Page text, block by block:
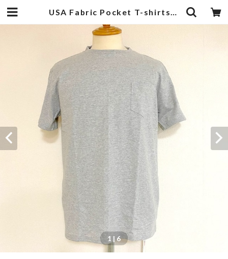
USA Fabric Pocket T-shirts Gray | 武蔵小杉のセレクトショップ【ナクール】-nakool-
1 | 6